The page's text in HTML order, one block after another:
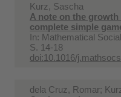
Kurz, Sascha
A note on the
complete simple
In: Mathematical
S. 14-18
doi:10.1016/
dela Cruz, Romar;